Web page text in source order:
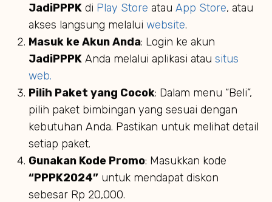
JadiPPPK di Play Store atau App Store, atau
akses langsung melalui website.
Masuk ke Akun Anda: Login ke akun
JadiPPPK Anda melalui aplikasi atau situs
web.
Pilih Paket yang Cocok: Dalam menu “Beli”,
pilih paket bimbingan yang sesuai dengan
kebutuhan Anda. Pastikan untuk melihat detail
setiap paket.
Gunakan Kode Promo: Masukkan kode
“PPPK2024” untuk mendapat diskon
sebesar Rp 20,000.